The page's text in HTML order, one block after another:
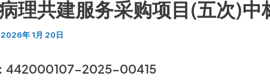
理共建服务采购项目(五次)中
2026年 1月 20日
442000107-2025-00415